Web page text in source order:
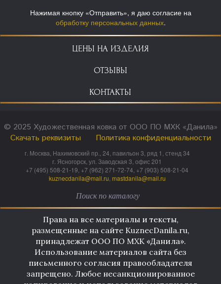
Нажимая кнопку «Отправить», я даю согласие на
обработку персональных данных.
ЦЕНЫ НА ИЗДЕЛИЯ
ОТЗЫВЫ
КОНТАКТЫ
© 2025 Художественная ковка от ООО ПО МХК «Данила»
Скачать реквизиты
Политика конфиденциальности
г. Москва, Нахимовский пр., 24, павильон 3, ряд 1, стенд 34
г. Ясногорск, ул. Заводская 3, офис 201
+7 (495) 508-21-19, +7 (962) 271-72-74, +7 (903) 508-21-04
kuznecdanila@mail.ru mastdanila@mail.ru
Права на все материалы и тексты,
размещенные на сайте KuznecDanila.ru,
принадлежат ООО ПО МХК «Данила».
Использование материалов сайта без
письменного согласия правообладателя
запрещено. Любое несанкционированное